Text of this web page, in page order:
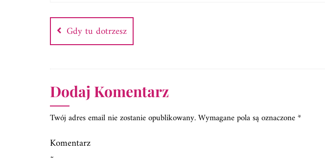
wpisu
Gdy tu dotrzesz
Dodaj Komentarz
Twój adres email nie zostanie opublikowany.Wymagane pola są oznaczone*
Komentarz